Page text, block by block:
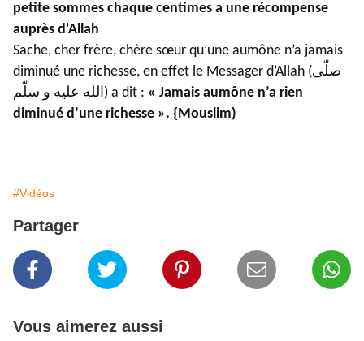
petite sommes chaque centimes a une récompense
auprès d'Allah
Sache, cher frère, chère sœur qu’une aumône n’a jamais
diminué une richesse, en effet le Messager d’Allah (صلّى
الله عليه و سلّم) a dit : « Jamais aumône n’a rien
diminué d’une richesse ». {Mouslim)
#Vidéos
Partager
Vous aimerez aussi